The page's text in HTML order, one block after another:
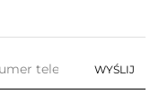
WYŚLIJ